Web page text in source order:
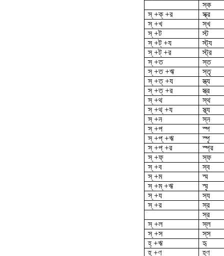
স্‌ক
স্ +ক্ +র
স্ক্র
স্ +খ
স্খ
স্ +ট
স্ট
স্ +ট্ +য
স্ট্য
স্ +ট্ +র
স্ট্র
স্ +ত
স্ত
স্ +ত +ঋ
স্তৃ
স্ +ত্ +য
স্ত্য
স্ +ত্ +র
স্ত্র
স্ +থ
স্থ
স্ +থ্ +য
স্থ্য
স্ +ন
স্ন
স্ +প
স্প
স্ +প্ +ঋ
স্পৃ
স্ +প্ +র
স্প্র
স্ +ফ্
স্ফ
স্ +ব
স্ব
স্ +ম
স্ম
স্ +ম্ +ঋ
স্মৃ
স্ +য
স্য
স্ +র
স্র
স্‌র
স্ +ল
স্ল
স্ +স
স্‌স
হ্ +ঋ
হৃ
হ্ +ণ
হ্ণ